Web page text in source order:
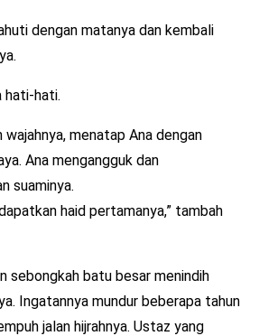
dengan matanya dan kembali
hati-hati.
menatap Ana dengan
Ana mengangguk dan
suaminya.
haid pertamanya,” tambah
sebongkah batu besar menindih
Ingatannya mundur beberapa tahun
jalan hijrahnya. Ustaz yang